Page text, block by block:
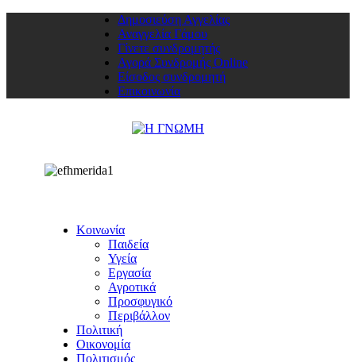
Δημοσιεύση Αγγελίας
Αναγγελία Γάμου
Γίνετε συνδρομητής
Αγορά Συνδρομής Online
Είσοδος συνδρομητή
Επικοινωνία
Κοινωνία
Παιδεία
Υγεία
Εργασία
Αγροτικά
Προσφυγικό
Περιβάλλον
Πολιτική
Οικονομία
Πολιτισμός